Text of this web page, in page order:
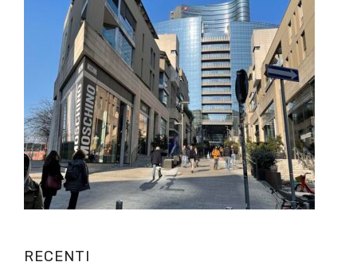
RECENTI